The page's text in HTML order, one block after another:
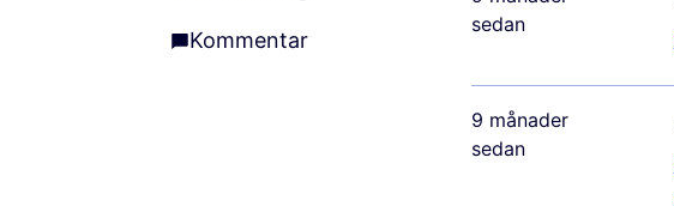
Kommentar
Kommentar
sedan
9 månader
sedan